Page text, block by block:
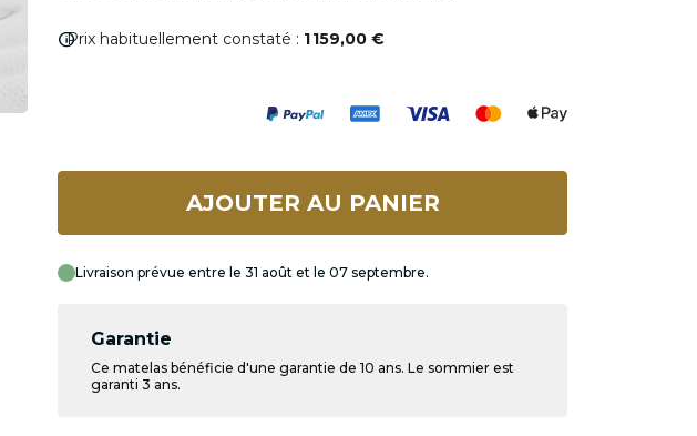
infoPrix habituellement constaté : 1 159,00 €
AJOUTER AU PANIER
Livraison prévue entre le 31 août et le 07 septembre.
Garantie
Ce matelas bénéficie d'une garantie de 10 ans. Le sommier est
garanti 3 ans.